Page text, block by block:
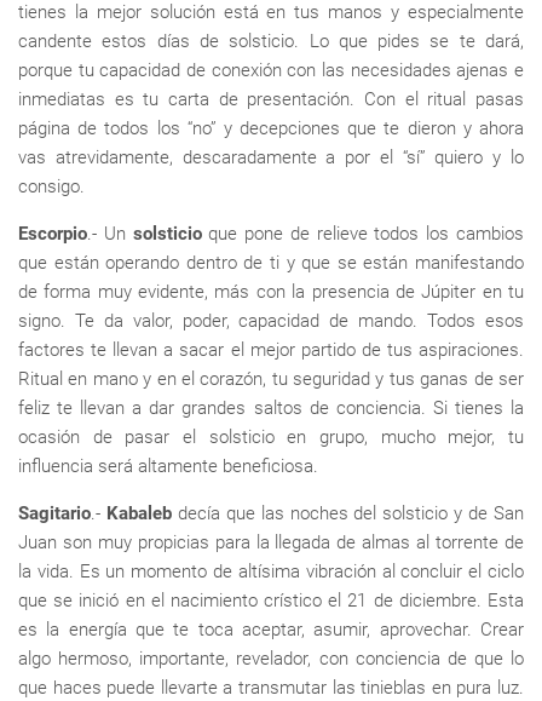
tienes la mejor solución está en tus manos y especialmente
candente estos días de solsticio. Lo que pides se te dará,
porque tu capacidad de conexión con las necesidades ajenas e
inmediatas es tu carta de presentación. Con el ritual pasas
página de todos los “no” y decepciones que te dieron y ahora
vas atrevidamente, descaradamente a por el “sí” quiero y lo
consigo.
Escorpio.- Un solsticioque pone de relieve todos los cambios
que están operando dentro de ti y que se están manifestando
de forma muy evidente, más con la presencia de Júpiter en tu
signo. Te da valor, poder, capacidad de mando. Todos esos
factores te llevan a sacar el mejor partido de tus aspiraciones.
Ritual en mano y en el corazón, tu seguridad y tus ganas de ser
feliz te llevan a dar grandes saltos de conciencia. Si tienes la
ocasión de pasar el solsticio en grupo, mucho mejor, tu
influencia será altamente beneficiosa.
Sagitario.- Kabalebdecía que las noches del solsticio y de San
Juan son muy propicias para la llegada de almas al torrente de
la vida. Es un momento de altísima vibración al concluir el ciclo
que se inició en el nacimiento crístico el 21 de diciembre. Esta
es la energía que te toca aceptar, asumir, aprovechar. Crear
algo hermoso, importante, revelador, con conciencia de que lo
que haces puede llevarte a transmutar las tinieblas en pura luz.